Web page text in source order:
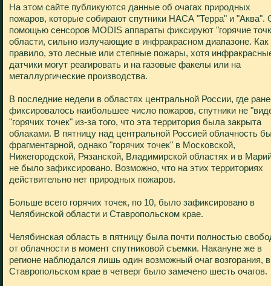
На этом сайте публикуются данные об очагах природных
пожаров, которые собирают спутники НАСА "Терра" и "Аква".
помощью сенсоров MODIS аппараты фиксируют "горячие
области, сильно излучающие в инфракрасном диапазоне. Как
правило, это лесные или степные пожары, хотя
датчики могут реагировать и на газовые факелы или на
металлургические производства.
В последние недели в областях центральной России, где
фиксировалось наибольшее число пожаров, спутники не
"горячих точек" из-за того, что эта территория была закрыта
облаками. В пятницу над центральной Россией облачность
фрагментарной, однако "горячих точек" в Московской,
Нижегородской, Рязанской, Владимирской областях и в
не было зафиксировано. Возможно, что на этих территориях
действительно нет природных пожаров.
Больше всего горячих точек, по 10, было зафиксировано в
Челябинской области и Ставропольском крае.
Челябинская область в пятницу была почти полностью
от облачности в момент спутниковой съемки. Накануне же в
регионе наблюдался лишь один возможный очаг возгорания, в
Ставропольском крае в четверг было замечено шесть очагов.